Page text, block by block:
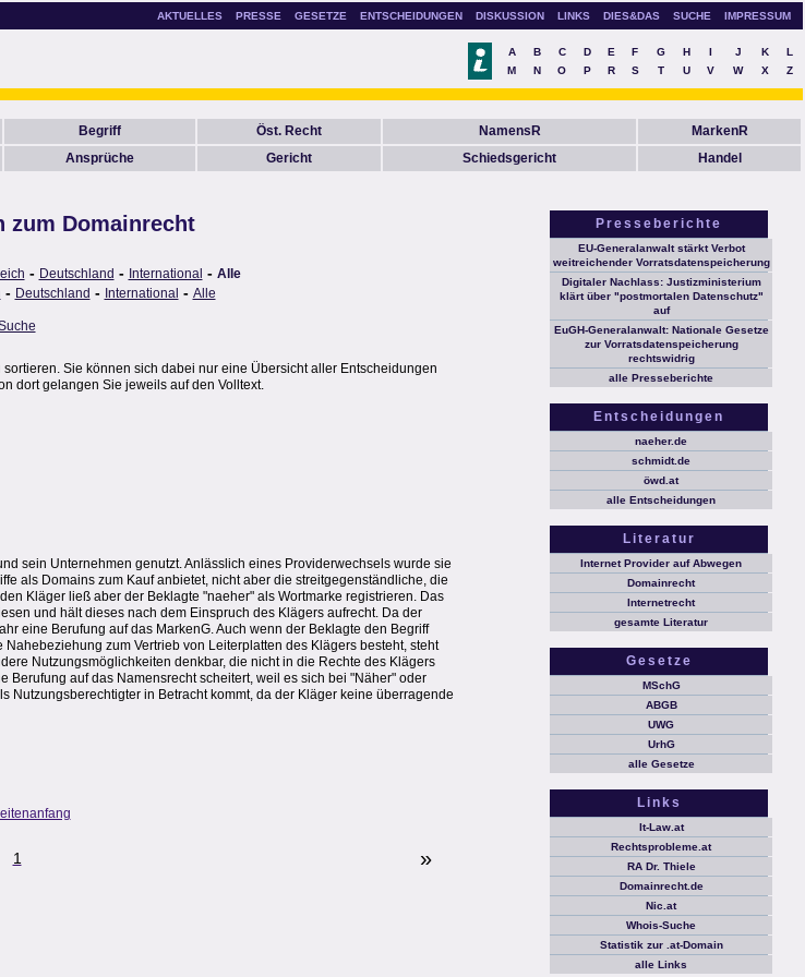
AKTUELLES PRESSE GESETZE ENTSCHEIDUNGEN DISKUSSION LINKS DIES&DAS SUCHE IMPRESSUM
A B C D E F G H I J K
L
M
N O P R S T U V W X Z
Begriff Öst. Recht NamensR
MarkenR
Ansprüche Gericht Schiedsgericht Handel
zum Domainrecht
- Deutschland - International - Alle
- Deutschland - International - Alle
Sie können sich dabei nur eine Übersicht aller Entscheidungen
dort gelangen Sie jeweils auf den Volltext.
sein Unternehmen genutzt. Anlässlich eines Providerwechsels wurde sie
als Domains zum Kauf anbietet, nicht aber die streitgegenständliche, die
Kläger ließ aber der Beklagte "naeher" als Wortmarke registrieren. Das
und hält dieses nach dem Einspruch des Klägers aufrecht. Da der
eine Berufung auf das MarkenG. Auch wenn der Beklagte den Begriff
zum Vertrieb von Leiterplatten des Klägers besteht, steht
Nutzungsmöglichkeiten denkbar, die nicht in die Rechte des Klägers
auf das Namensrecht scheitert, weil es sich bei "Näher" oder
in Betracht kommt, da der Kläger keine überragende
1 »
Presseberichte
EU-Generalanwalt stärkt Verbot
weitreichender Vorratsdatenspeicherung
Digitaler Nachlass: Justizministerium
klärt über "postmortalen Datenschutz"
auf
EuGH-Generalanwalt: Nationale Gesetze
zur Vorratsdatenspeicherung
rechtswidrig
alle Presseberichte
Entscheidungen
naeher.de
schmidt.de
öwd.at
alle Entscheidungen
Literatur
Internet Provider auf Abwegen
Domainrecht
Internetrecht
gesamte Literatur
Gesetze
MSchG
ABGB
UWG
UrhG
alle Gesetze
Links
It-Law.at
Rechtsprobleme.at
RA Dr. Thiele
Domainrecht.de
Nic.at
Whois-Suche
Statistik zur .at-Domain
alle Links